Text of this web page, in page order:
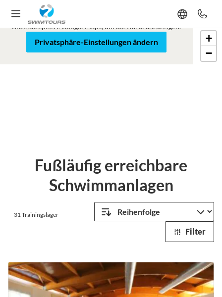
Fußläufig erreichbare
Schwimmanlagen
31Trainingslager
Filter
Karte Satellit
+
−
Google Maps ist blockiert
Bitte akzeptiere Google Maps, um die Karte anzuzeigen.
Privatsphäre-Einstellungen ändern